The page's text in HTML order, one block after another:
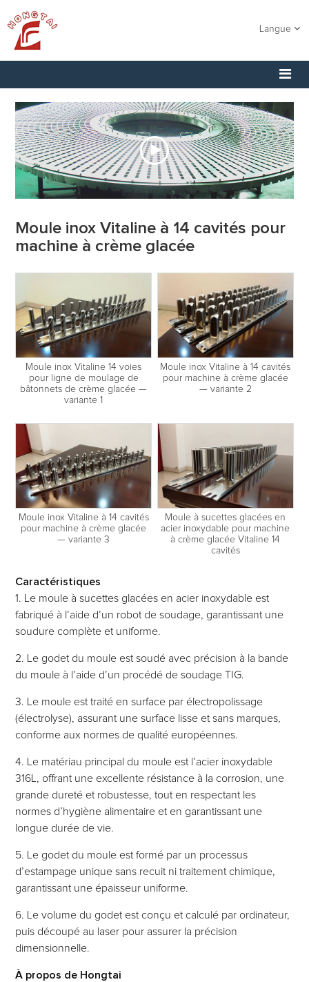
Langue
Moule inox Vitaline à 14 cavités pour
machine à crème glacée
Moule inox Vitaline 14 voies
pour ligne de moulage de
bâtonnets de crème glacée —
variante 1
Moule inox Vitaline à 14 cavités
pour machine à crème glacée
— variante 2
Moule inox Vitaline à 14 cavités
pour machine à crème glacée
— variante 3
Moule à sucettes glacées en
acier inoxydable pour machine
à crème glacée Vitaline 14
cavités
Caractéristiques
1. Le moule à sucettes glacées en acier inoxydable est
fabriqué à l’aide d’un robot de soudage, garantissant une
soudure complète et uniforme.
2. Le godet du moule est soudé avec précision à la bande
du moule à l’aide d’un procédé de soudage TIG.
3. Le moule est traité en surface par électropolissage
(électrolyse), assurant une surface lisse et sans marques,
conforme aux normes de qualité européennes.
4. Le matériau principal du moule est l’acier inoxydable
316L, offrant une excellente résistance à la corrosion, une
grande dureté et robustesse, tout en respectant les
normes d’hygiène alimentaire et en garantissant une
longue durée de vie.
5. Le godet du moule est formé par un processus
d’estampage unique sans recuit ni traitement chimique,
garantissant une épaisseur uniforme.
6. Le volume du godet est conçu et calculé par ordinateur,
puis découpé au laser pour assurer la précision
dimensionnelle.
À propos de Hongtai